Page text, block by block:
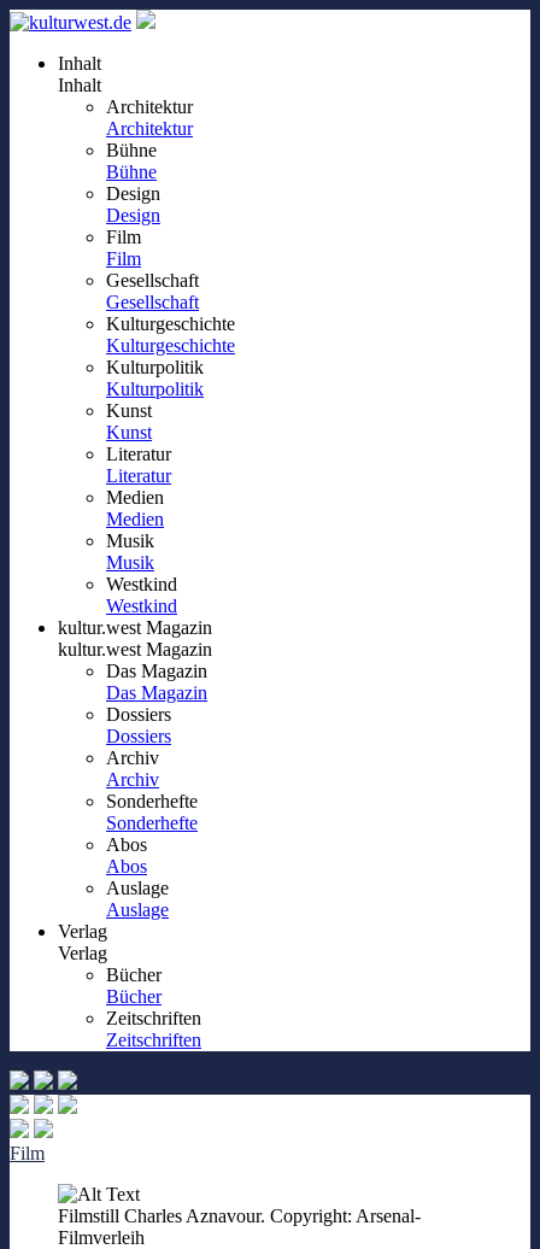
Inhalt
Inhalt
Architektur
Architektur
Bühne
Bühne
Design
Design
Film
Film
Gesellschaft
Gesellschaft
Kulturgeschichte
Kulturgeschichte
Kulturpolitik
Kulturpolitik
Kunst
Kunst
Literatur
Literatur
Medien
Medien
Musik
Musik
Westkind
Westkind
kultur.west Magazin
kultur.west Magazin
Das Magazin
Das Magazin
Dossiers
Dossiers
Archiv
Archiv
Sonderhefte
Sonderhefte
Abos
Abos
Auslage
Auslage
Verlag
Verlag
Bücher
Bücher
Zeitschriften
Zeitschriften
Film
Filmstill Charles Aznavour. Copyright: Arsenal-
Filmverleih